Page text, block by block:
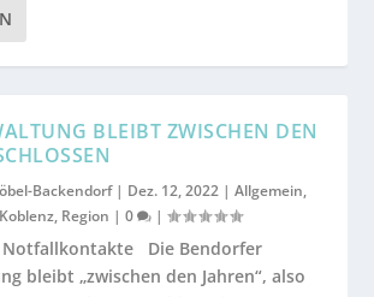
BLEIBT ZWISCHEN DEN
Backendorf| Dez. 12, 2022 |Allgemein,
, Region |0 |
Notfallkontakte Die Bendorfer
bleibt „zwischen den Jahren“, also